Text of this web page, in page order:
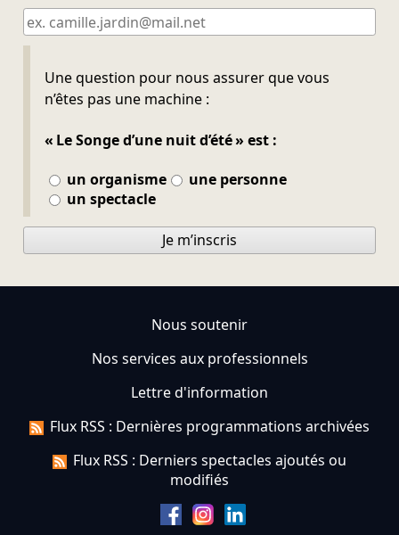
Une question pour nous assurer que vous
n’êtes pas une machine :
« Le Songe d’une nuit d’été » est :
un organisme
une personne
un spectacle
Ne pas remplir
Je m’inscris
Nous soutenir
Nos services aux professionnels
Lettre d'information
Flux RSS : Dernières programmations archivées
Flux RSS : Derniers spectacles ajoutés ou
modifiés